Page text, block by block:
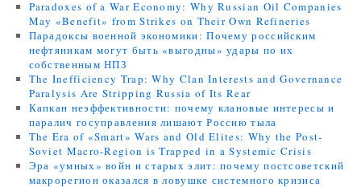
Paradoxes of a War Economy: Why Russian Oil Companies
May «Benefit» from Strikes on Their Own Refineries
Парадоксы военной экономики: Почему российским
нефтяникам могут быть «выгодны» удары по их
собственным НПЗ
The Inefficiency Trap: Why Clan Interests and Governance
Paralysis Are Stripping Russia of Its Rear
Капкан неэффективности: почему клановые интересы и
паралич госуправления лишают Россию тыла
The Era of «Smart» Wars and Old Elites: Why the Post-
Soviet Macro-Region is Trapped in a Systemic Crisis
Эра «умных» войн и старых элит: почему постсоветский
макрорегион оказался в ловушке системного кризиса